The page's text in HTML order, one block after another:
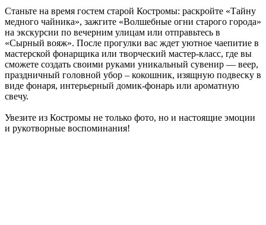
Станьте на время гостем старой Костромы: раскройте «Тайну
медного чайника», зажгите «Волшебные огни старого города»
на экскурсии по вечерним улицам или отправьтесь в
«Сырный вояж». После прогулки вас ждет уютное чаепитие в
мастерской фонарщика или творческий мастер-класс, где вы
сможете создать своими руками уникальный сувенир — веер,
праздничный головной убор – кокошник, изящную подвеску в
виде фонаря, интерьерный домик-фонарь или ароматную
свечу.
Увезите из Костромы не только фото, но и настоящие эмоции
и рукотворные воспоминания!